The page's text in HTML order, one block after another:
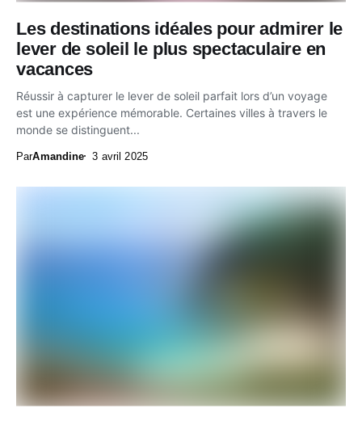
Les destinations idéales pour admirer le
lever de soleil le plus spectaculaire en
vacances
Réussir à capturer le lever de soleil parfait lors d’un voyage
est une expérience mémorable. Certaines villes à travers le
monde se distinguent...
ParAmandine 3 avril 2025